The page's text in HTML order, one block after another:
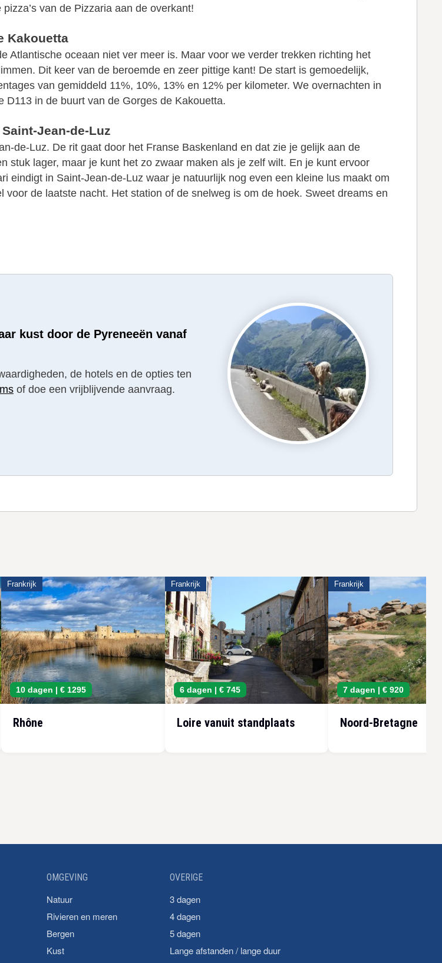
van de Pizzaria aan de overkant!
Kakouetta
Atlantische oceaan niet ver meer is. Maar voor we verder trekken richting het
Dit keer van de beroemde en zeer pittige kant! De start is gemoedelijk,
van gemiddeld 11%, 10%, 13% en 12% per kilometer. We overnachten in
in de buurt van de Gorges de Kakouetta.
Jean-de-Luz
de-Luz. De rit gaat door het Franse Baskenland en dat zie je gelijk aan de
stuk lager, maar je kunt het zo zwaar maken als je zelf wilt. En je kunt ervoor
eindigt in Saint-Jean-de-Luz waar je natuurlijk nog even een kleine lus maakt om
de laatste nacht. Het station of de snelweg is om de hoek. Sweet dreams en
kust door de Pyreneeën vanaf
de hotels en de opties ten
of doe een vrijblijvende aanvraag.
10 dagen |€ 1295
Rhône
Frankrijk
6 dagen | € 745
Loire vanuit standplaats
Frankrijk
7 dagen | € 920
Noord-Bretagne
Frankrijk
OMGEVING
Natuur
Rivieren en meren
Bergen
Kust
OVERIGE
3 dagen
4 dagen
5 dagen
Lange afstanden / lange duur